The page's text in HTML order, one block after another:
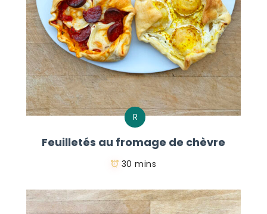
R
Feuilletés au fromage de chèvre
30 mins